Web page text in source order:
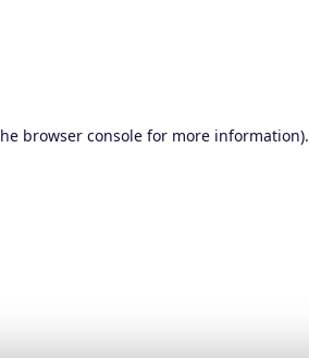
browser consolefor more information).